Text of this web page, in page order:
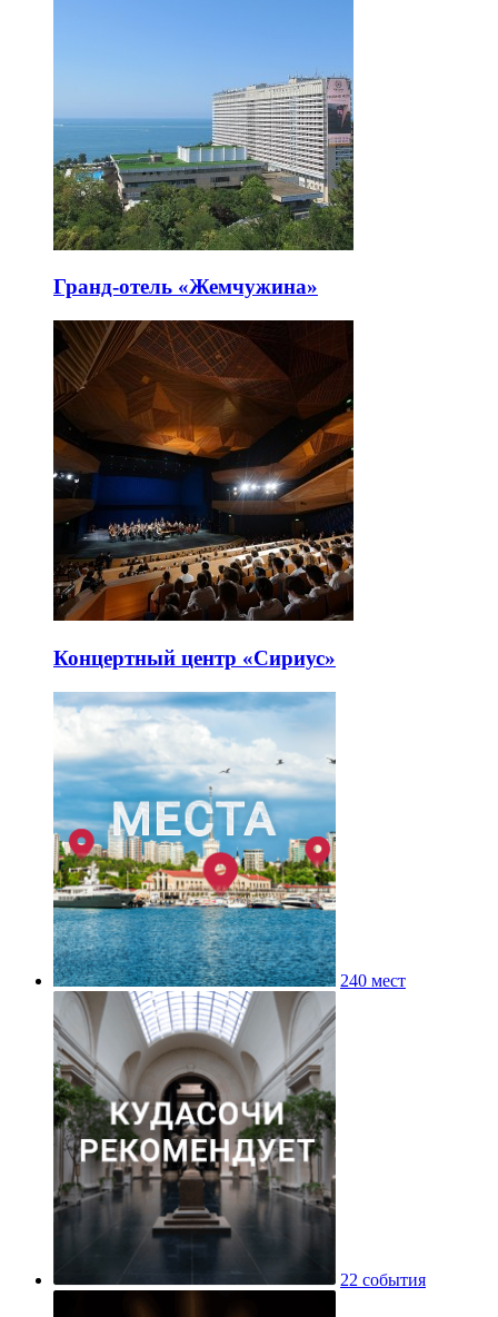
Гранд-отель «Жемчужина»
Концертный центр «Сириус»
240 мест
22 события